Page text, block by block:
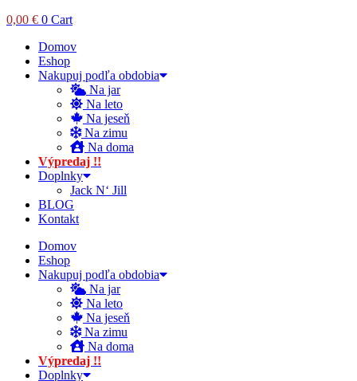
0,00 € 0 Cart
Domov
Eshop
Nakupuj podľa obdobia
Na jar
Na leto
Na jeseň
Na zimu
Na doma
Výpredaj !!
Doplnky
Jack N‘ Jill
BLOG
Kontakt
Domov
Eshop
Nakupuj podľa obdobia
Na jar
Na leto
Na jeseň
Na zimu
Na doma
Výpredaj !!
Doplnky